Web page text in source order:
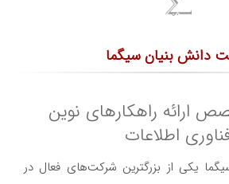
دانش بنیان سیگما
ارائه راهکارهای نوین
اطلاعات
يکی از بزرگترین شرکت‌های فعال در